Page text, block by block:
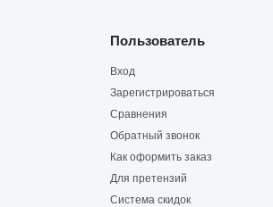
Пользователь
Вход
Зарегистрироваться
Сравнения
Обратный звонок
Как оформить заказ
Для претензий
Система скидок